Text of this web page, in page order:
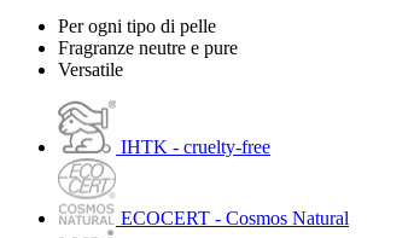
Per ogni tipo di pelle
Fragranze neutre e pure
Versatile
IHTK - cruelty-free
ECOCERT - Cosmos Natural